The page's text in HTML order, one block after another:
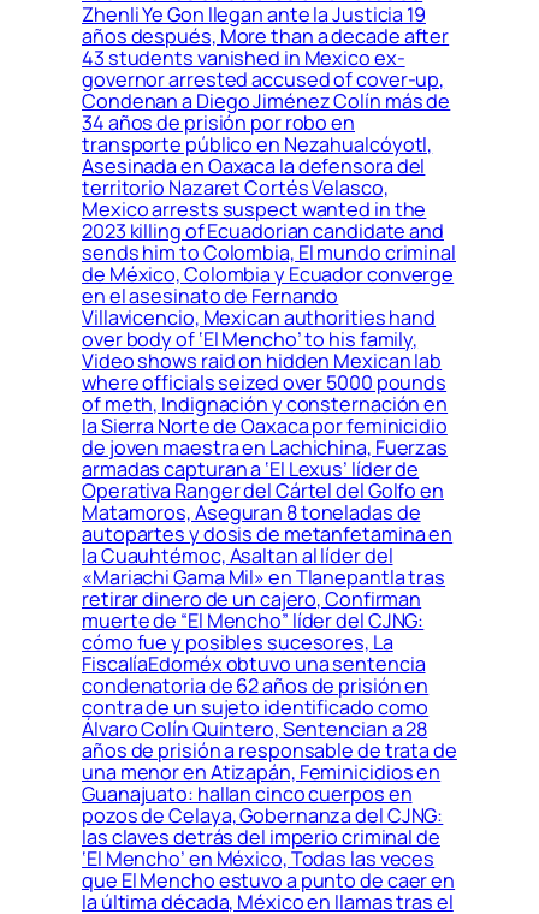
Zhenli Ye Gon llegan ante la Justicia 19
años después, More than a decade after
43 students vanished in Mexico ex-
governor arrested accused of cover-up,
Condenan a Diego Jiménez Colín más de
34 años de prisión por robo en
transporte público en Nezahualcóyotl,
Asesinada en Oaxaca la defensora del
territorio Nazaret Cortés Velasco,
Mexico arrests suspect wanted in the
2023 killing of Ecuadorian candidate and
sends him to Colombia, El mundo criminal
de México, Colombia y Ecuador converge
en el asesinato de Fernando
Villavicencio, Mexican authorities hand
over body of ‘El Mencho’ to his family,
Video shows raid on hidden Mexican lab
where officials seized over 5000 pounds
of meth, Indignación y consternación en
la Sierra Norte de Oaxaca por feminicidio
de joven maestra en Lachichina, Fuerzas
armadas capturan a ‘El Lexus’ líder de
Operativa Ranger del Cártel del Golfo en
Matamoros, Aseguran 8 toneladas de
autopartes y dosis de metanfetamina en
la Cuauhtémoc, Asaltan al líder del
«Mariachi Gama Mil» en Tlanepantla tras
retirar dinero de un cajero, Confirman
muerte de “El Mencho” líder del CJNG:
cómo fue y posibles sucesores, La
FiscalíaEdoméx obtuvo una sentencia
condenatoria de 62 años de prisión en
contra de un sujeto identificado como
Álvaro Colín Quintero, Sentencian a 28
años de prisión a responsable de trata de
una menor en Atizapán, Feminicidios en
Guanajuato: hallan cinco cuerpos en
pozos de Celaya, Gobernanza del CJNG:
las claves detrás del imperio criminal de
‘El Mencho’ en México, Todas las veces
que El Mencho estuvo a punto de caer en
la última década, México en llamas tras el